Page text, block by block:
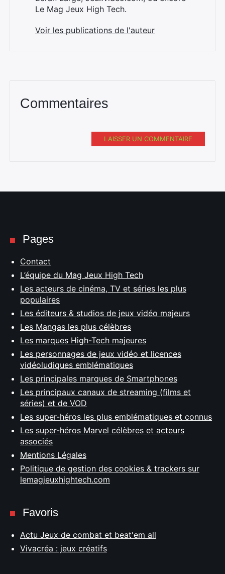
Le Mag Jeux High Tech.
Voir les publications de l'auteur
Commentaires
LAISSER UN COMMENTAIRE
Pages
Contact
L’équipe du Mag Jeux High Tech
Les acteurs de cinéma, TV et séries les plus
populaires
Les éditeurs & studios de jeux vidéo majeurs
Les Mangas les plus célèbres
Les marques High-Tech majeures
Les personnages de jeux vidéo et licences
vidéoludiques emblématiques
Les principales marques de Smartphones
Les principaux canaux de streaming (films et
séries) et de VOD
Les super-héros les plus emblématiques et connus
Les super-héros Marvel célèbres et acteurs
associés
Mentions Légales
Politique de gestion des cookies & trackers sur
lemagjeuxhightech.com
Favoris
Actu Jeux de combat et beat'em all
Vivacréa : jeux créatifs